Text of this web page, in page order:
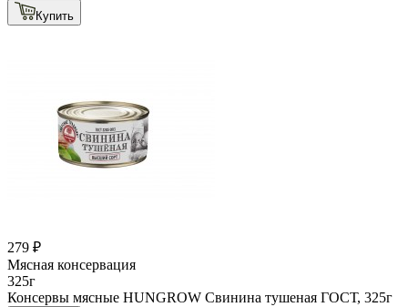
Купить
279 ₽
Мясная консервация
325г
Консервы мясные HUNGROW Свинина тушеная ГОСТ, 325г